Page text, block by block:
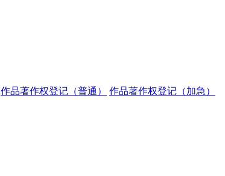
作品著作权登记（普通） 作品著作权登记（加急）